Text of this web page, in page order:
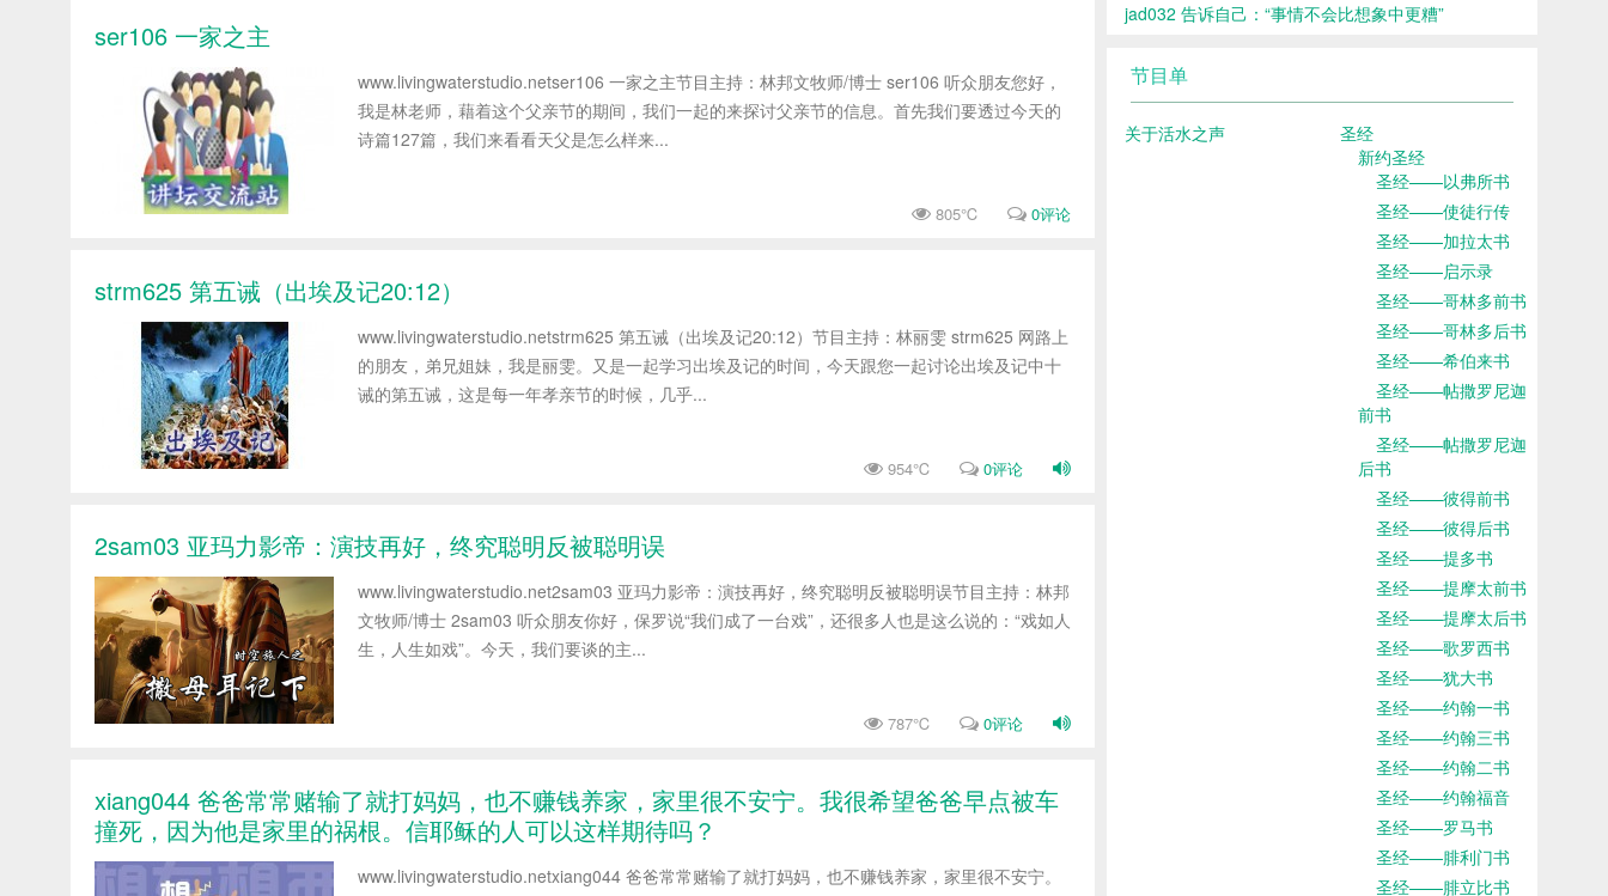
ser106 一家之主
www.livingwaterstudio.netser106 一家之主节目主持：林邦文牧师/博士 ser106 听众朋友您好，
我是林老师，藉着这个父亲节的期间，我们一起的来探讨父亲节的信息。首先我们要透过今天的
诗篇127篇，我们来看看天父是怎么样来...
805℃ 0评论
strm625 第五诫（出埃及记20:12）
www.livingwaterstudio.netstrm625 第五诫（出埃及记20:12）节目主持：林丽雯 strm625 网路上
的朋友，弟兄姐妹，我是丽雯。又是一起学习出埃及记的时间，今天跟您一起讨论出埃及记中十
诫的第五诫，这是每一年孝亲节的时候，几乎...
954℃ 0评论
2sam03 亚玛力影帝：演技再好，终究聪明反被聪明误
www.livingwaterstudio.net2sam03 亚玛力影帝：演技再好，终究聪明反被聪明误节目主持：林邦
文牧师/博士 2sam03 听众朋友你好，保罗说“我们成了一台戏”，还很多人也是这么说的：“戏如人
生，人生如戏”。今天，我们要谈的主...
787℃ 0评论
xiang044 爸爸常常赌输了就打妈妈，也不赚钱养家，家里很不安宁。我很希望爸爸早点被车
撞死，因为他是家里的祸根。信耶稣的人可以这样期待吗？
www.livingwaterstudio.netxiang044 爸爸常常赌输了就打妈妈，也不赚钱养家，家里很不安宁。
jad032 告诉自己：“事情不会比想象中更糟”
节目单
关于活水之声
圣经
新约圣经
圣经——以弗所书
圣经——使徒行传
圣经——加拉太书
圣经——启示录
圣经——哥林多前书
圣经——哥林多后书
圣经——希伯来书
圣经——帖撒罗尼迦
前书
圣经——帖撒罗尼迦
后书
圣经——彼得前书
圣经——彼得后书
圣经——提多书
圣经——提摩太前书
圣经——提摩太后书
圣经——歌罗西书
圣经——犹大书
圣经——约翰一书
圣经——约翰三书
圣经——约翰二书
圣经——约翰福音
圣经——罗马书
圣经——腓利门书
圣经——腓立比书